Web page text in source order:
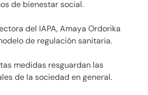
de bienestar social.
del IAPA, Amaya Ordorika
de regulación sanitaria.
medidas resguardan las
de la sociedad en general.